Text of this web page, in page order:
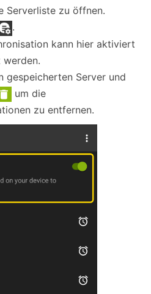
Serverliste zu öffnen.
.
kann hier aktiviert
gespeicherten Server und
um die
zu entfernen.